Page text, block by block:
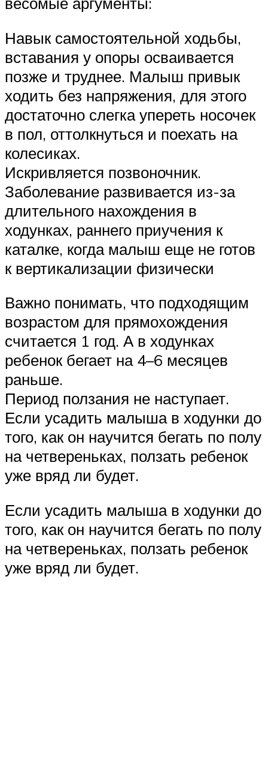
Навык самостоятельной ходьбы,
вставания у опоры осваивается
позже и труднее. Малыш привык
ходить без напряжения, для этого
достаточно слегка упереть носочек
в пол, оттолкнуться и поехать на
колесиках.
Искривляется позвоночник.
Заболевание развивается из-за
длительного нахождения в
ходунках, раннего приучения к
каталке, когда малыш еще не готов
к вертикализации физически
Важно понимать, что подходящим
возрастом для прямохождения
считается 1 год. А в ходунках
ребенок бегает на 4–6 месяцев
раньше.
Период ползания не наступает.
Если усадить малыша в ходунки до
того, как он научится бегать по полу
на четвереньках, ползать ребенок
уже вряд ли будет.
Если усадить малыша в ходунки до
того, как он научится бегать по полу
на четвереньках, ползать ребенок
уже вряд ли будет.